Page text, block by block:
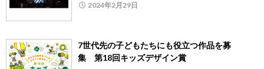
2024年2月29日
7世代先の子どもたちにも役立つ作品を募
集 第18回キッズデザイン賞